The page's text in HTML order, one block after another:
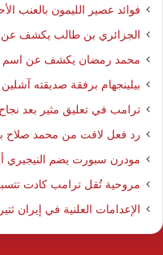
فوائد عصير الليمون بالعنب
الجزائري بن طالب يكشف عن
محمد رمضان يكشف عن اسم
بيلينجهام برفقة صديقته
ترامب في تعليق مثير بعد
رد فعل لافت من محمد صلاح
مودرن سبورت يضم النيجيري
مروحية تُقل ترامب كادت
الإعدامات العلنية في إيران